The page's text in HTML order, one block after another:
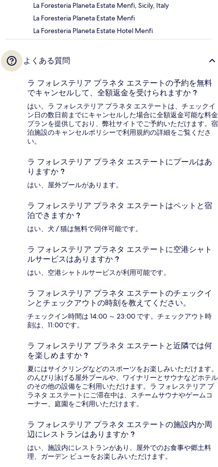
La Foresteria Planeta Estate Menfi, Sicily, Italy
La Foresteria Planeta Estate Menfi
La Foresteria Planeta Estate Hotel Menfi
よくある質問
ラ フォレステリア プラネタ エステートの予約を無料
でキャンセルして、全額返金を受けられますか ?
はい。ラ フォレステリア プラネタ エステートは、チェックイ
ン日の数日前までにキャンセルした場合に全額返金可能な料金
プランを提供しており、弊社サイトでご予約いただけます。宿
泊施設のキャンセルポリシーで利用規約の詳細をご覧くださ
い。
ラ フォレステリア プラネタ エステートにプールはあ
りますか ?
はい、屋外プールがあります。
ラ フォレステリア プラネタ エステートはペットと宿
泊できますか ?
はい、犬 / 猫は無料で同伴可能です。
ラ フォレステリア プラネタ エステートに空港シャト
ルサービスはありますか ?
はい、空港シャトルサービスが利用可能です。
ラ フォレステリア プラネタ エステートのチェックイ
ンとチェックアウトの時刻を教えてください。
チェックイン時間は 14:00 ～ 23:00 です。チェックアウト時
刻は、11:00です。
ラ フォレステリア プラネタ エステートと近隣では何
を楽しめますか ?
夏にはサイクリングなどのスポーツをお楽しみいただけます。
のんびり泳げる屋外プールや、ワイナリーとサウナなどホテル
のその他の設備をご利用いただけます。ラ フォレステリア プ
ラネタ エステートにご滞在中は、スチームサウナやゲームコ
ーナー、庭園をご利用いただけます。
ラ フォレステリア プラネタ エステートの施設内か周
辺にレストランはありますか ?
はい、施設内にレストランがあり、屋外でのお食事や郷土料
理、ガーデン ビューをお楽しみいただけます。